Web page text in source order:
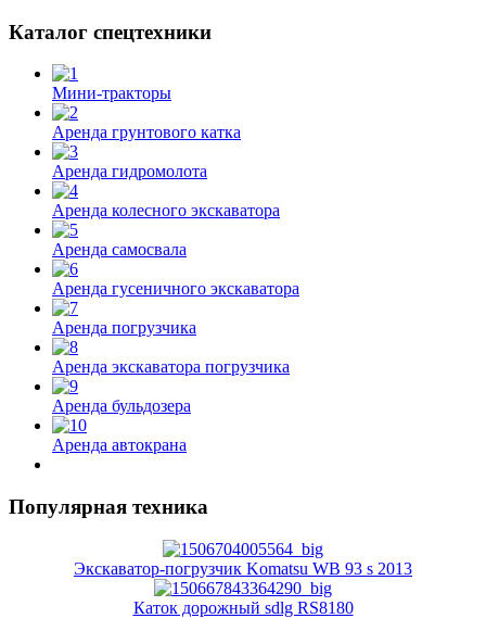
Каталог спецтехники
Мини-тракторы
Аренда грунтового катка
Аренда гидромолота
Аренда колесного экскаватора
Аренда самосвала
Аренда гусеничного экскаватора
Аренда погрузчика
Аренда экскаватора погрузчика
Аренда бульдозера
Аренда автокрана
Популярная техника
Экскаватор-погрузчик Komatsu WB 93 s 2013
Каток дорожный sdlg RS8180